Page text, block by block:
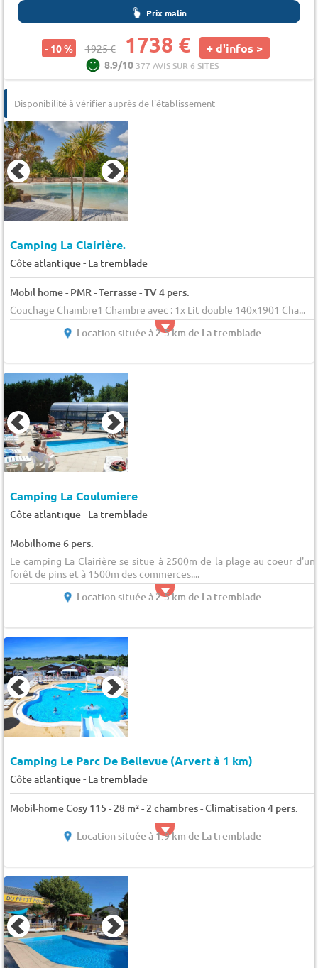
Prix malin
- 10 % 1925 € 1738 € + d'infos >
8.9/10 377 AVIS SUR 6 SITES
Disponibilité à vérifier auprès de l'établissement
Camping La Clairière.
Côte atlantique- La tremblade
Mobil home - PMR - Terrasse - TV 4 pers.
Couchage Chambre1 Chambre avec : 1x Lit double 140x1901 Cha...
Location située à 2.5 km de La tremblade
Camping La Coulumiere
Côte atlantique- La tremblade
Mobilhome 6 pers.
Le camping La Clairière se situe à 2500m de la plage au coeur
forêt de pins et à 1500m des commerces....
Location située à 2.5 km de La tremblade
Camping Le Parc De Bellevue (Arvert à 1 km)
Côte atlantique- La tremblade
Mobil-home Cosy 115 - 28 m² - 2 chambres - Climatisation 4 pers.
Location située à 1.9 km de La tremblade